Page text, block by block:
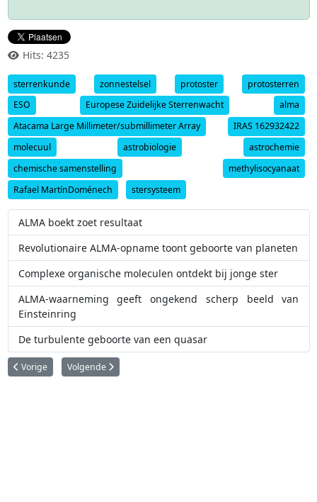
Hits: 4235
sterrenkunde zonnestelsel protoster
protosterren
ESO
Europese Zuidelijke Sterrenwacht
alma
Atacama Large Millimeter/submillimeter Array
IRAS 162932422
molecuul
astrobiologie
astrochemie
chemische samenstelling
methylisocyanaat
Rafael MartínDoménech
stersysteem
ALMA boekt zoet resultaat
Revolutionaire ALMA-opname toont geboorte van planeten
Complexe organische moleculen ontdekt bij jonge ster
ALMA-waarneming geeft ongekend scherp beeld van
Einsteinring
De turbulente geboorte van een quasar
Vorig artikel: Oogverblindende spiraal met een actief hart
Vorige Volgende artikel: Eerste steen van de Extremely Large
Volgende